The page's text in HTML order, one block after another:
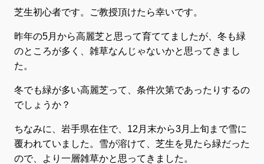
芝生初心者です。ご教授頂けたら幸いです。
昨年の5月から高麗芝と思って育ててましたが、冬も緑
のところが多く、雑草なんじゃないかと思ってきまし
た。
冬でも緑が多い高麗芝って、条件次第であったりするの
でしょうか？
ちなみに、岩手県在住で、12月末から3月上旬まで雪に
覆われていました。雪が溶けて、芝生を見たら緑だった
ので、より一層雑草かと思ってきました。